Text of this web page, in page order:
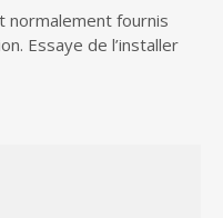
normalement fournis
Essaye de l’installer